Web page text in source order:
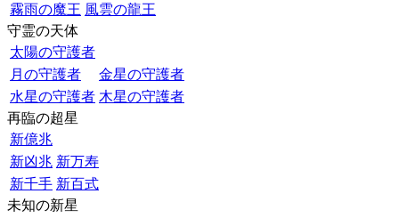
霧雨の魔王 風雲の龍王
守霊の天体
太陽の守護者
月の守護者
金星の守護者
水星の守護者 木星の守護者
再臨の超星
新億兆
新凶兆 新万寿
新千手 新百式
未知の新星